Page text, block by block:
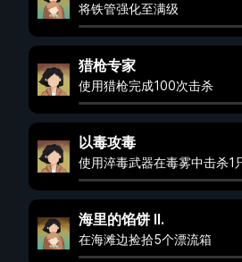
将铁管强化至满级
猎枪专家
使用猎枪完成100次击杀
以毒攻毒
使用淬毒武器在毒雾中击杀1
海里的馅饼 II.
在海滩边捡拾5个漂流箱